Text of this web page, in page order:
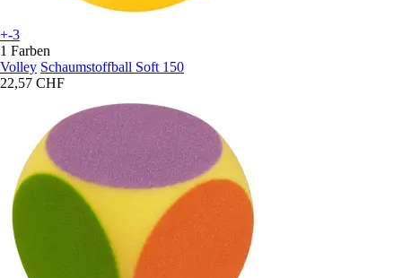
+-3
1 Farben
Volley Schaumstoffball Soft 150
22,57 CHF